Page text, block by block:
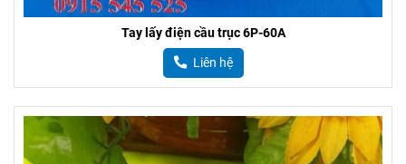
Tay lấy điện cầu trục 6P-60A
Liên hệ